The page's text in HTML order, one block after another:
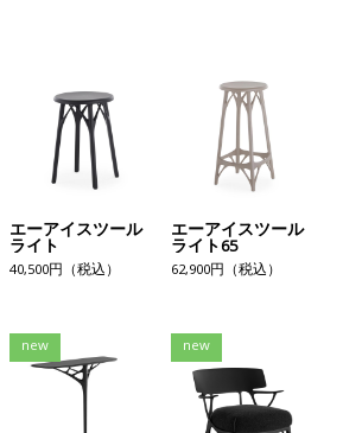
エーアイスツール
ライト
40,500円（税込）
エーアイスツール
ライト65
62,900円（税込）
new new